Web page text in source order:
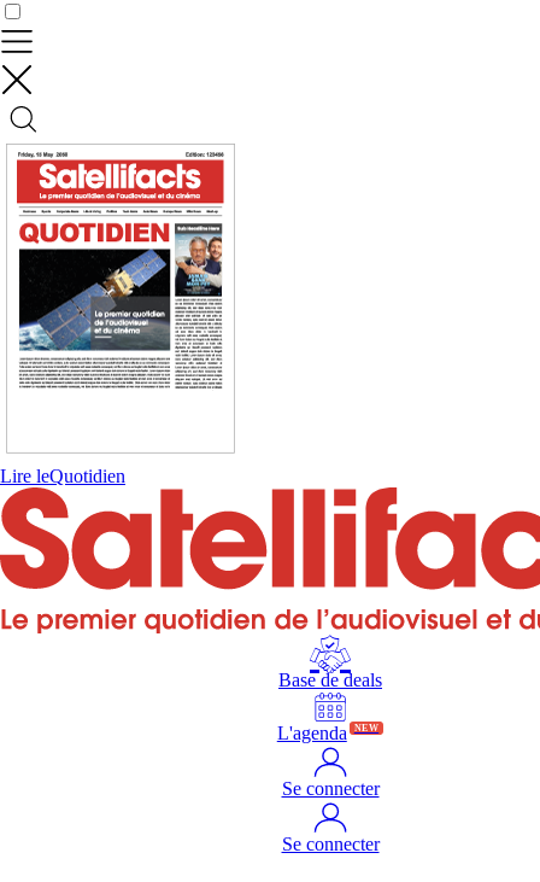
Lire leQuotidien
Base de deals
L'agenda NEW
Se connecter
Se connecter
Contrôler vos données